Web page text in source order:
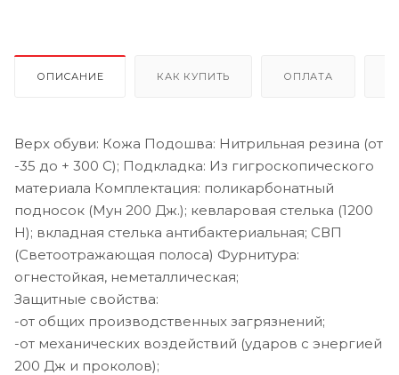
ОПИСАНИЕ КАК КУПИТЬ ОПЛАТА
Верх обуви: Кожа Подошва: Нитрильная резина (от
-35 до + 300 С); Подкладка: Из гигроскопического
материала Комплектация: поликарбонатный
подносок (Мун 200 Дж.); кевларовая стелька (1200
Н); вкладная стелька антибактериальная; СВП
(Светоотражающая полоса) Фурнитура:
огнестойкая, неметаллическая;
Защитные свойства:
-от общих производственных загрязнений;
-от механических воздействий (ударов с энергией
200 Дж и проколов);